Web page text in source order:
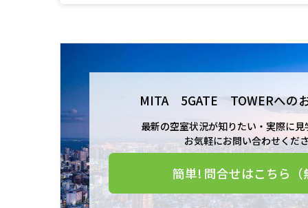
MITA 5GATE TOWERへの
最新の空室状況が知りたい・実際に見
お気軽にお問い合わせくだ
簡単! 問合せはこちら（